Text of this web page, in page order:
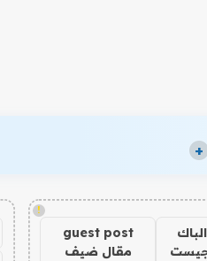
+
!
guest post
مقال ضيف